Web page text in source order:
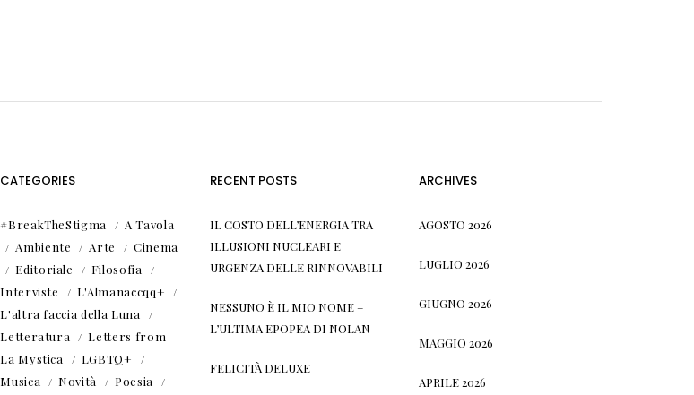
CATEGORIES
#BreakTheStigma
A Tavola
Ambiente
Arte
Cinema
Editoriale
Filosofia
Interviste
L'Almanaccqq+
L'altra faccia della Luna
Letteratura
Letters from
La Mystica
LGBTQ+
Musica
Novità
Poesia
RECENT POSTS
IL COSTO DELL’ENERGIA TRA
ILLUSIONI NUCLEARI E
URGENZA DELLE RINNOVABILI
NESSUNO È IL MIO NOME –
L’ULTIMA EPOPEA DI NOLAN
FELICITÀ DELUXE
ARCHIVES
AGOSTO 2026
LUGLIO 2026
GIUGNO 2026
MAGGIO 2026
APRILE 2026